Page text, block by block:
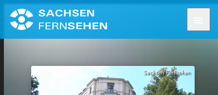
Sachsen Fernsehen